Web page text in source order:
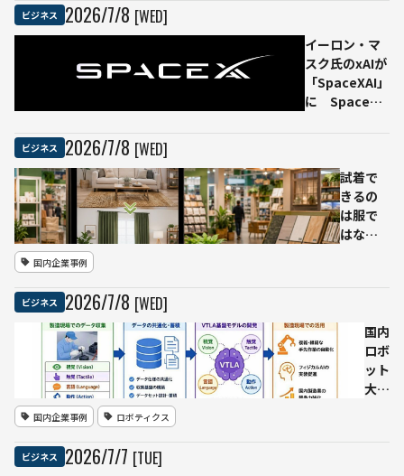
AI「Muse
Video」
も近日公
開へ
ビジネス 2026/7/8 [WED]
イーロン・マ
スク氏のxAIが
「SpaceXAI」
に SpaceX
ビジネス 2026/7/8 [WED]
試着で
きるの
は服で
はなく
成AI活用
の店頭
サイネ
ージ
国内企業事例
ビジネス 2026/7/8 [WED]
国内
ロボ
ット
大手
国内企業事例 ロボティクス
ビジネス 2026/7/7 [TUE]